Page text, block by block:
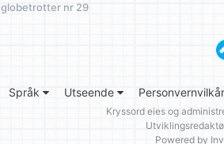
globetrotter nr 29
Språk Utseende Personvernvilkår
Kryssord eies og
Powered by